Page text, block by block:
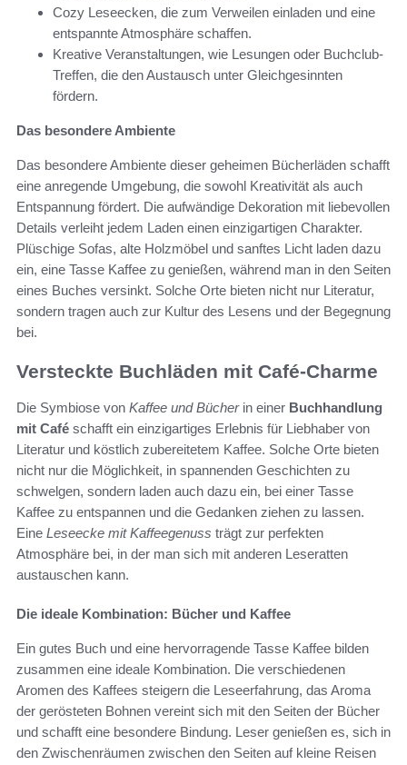
Cozy Leseecken, die zum Verweilen einladen und eine
entspannte Atmosphäre schaffen.
Kreative Veranstaltungen, wie Lesungen oder Buchclub-
Treffen, die den Austausch unter Gleichgesinnten
fördern.
Das besondere Ambiente
Das besondere Ambiente dieser geheimen Bücherläden schafft
eine anregende Umgebung, die sowohl Kreativität als auch
Entspannung fördert. Die aufwändige Dekoration mit liebevollen
Details verleiht jedem Laden einen einzigartigen Charakter.
Plüschige Sofas, alte Holzmöbel und sanftes Licht laden dazu
ein, eine Tasse Kaffee zu genießen, während man in den Seiten
eines Buches versinkt. Solche Orte bieten nicht nur Literatur,
sondern tragen auch zur Kultur des Lesens und der Begegnung
bei.
Versteckte Buchläden mit Café-Charme
Die Symbiose von Kaffee und Bücherin einer Buchhandlung
mit Café schafft ein einzigartiges Erlebnis für Liebhaber von
Literatur und köstlich zubereitetem Kaffee. Solche Orte bieten
nicht nur die Möglichkeit, in spannenden Geschichten zu
schwelgen, sondern laden auch dazu ein, bei einer Tasse
Kaffee zu entspannen und die Gedanken ziehen zu lassen.
Eine Leseecke mit Kaffeegenuss trägt zur perfekten
Atmosphäre bei, in der man sich mit anderen Leseratten
austauschen kann.
Die ideale Kombination: Bücher und Kaffee
Ein gutes Buch und eine hervorragende Tasse Kaffee bilden
zusammen eine ideale Kombination. Die verschiedenen
Aromen des Kaffees steigern die Leseerfahrung, das Aroma
der gerösteten Bohnen vereint sich mit den Seiten der Bücher
und schafft eine besondere Bindung. Leser genießen es, sich in
den Zwischenräumen zwischen den Seiten auf kleine Reisen